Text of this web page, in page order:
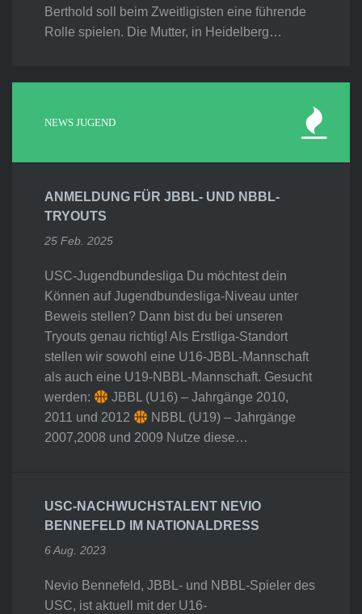
Berthold soll beim Zweitligisten eine führende
Rolle spielen. Die Mutter, in Heidelberg…
NEWS JUGEND
ANMELDUNG FÜR JBBL- UND NBBL-
TRYOUTS
25 Feb. 2025
USC-Jugendbundesliga Du möchtest dein
Können auf Jugendbundesliga-Niveau unter
Beweis stellen? Dann bist du bei unseren
Tryouts genau richtig! Als Erstliga-Standort
stellen wir sowohl eine U16-JBBL-Mannschaft
als auch eine U19-NBBL-Mannschaft. Gesucht
werden:
JBBL (U16) – Jahrgänge 2010,
2011 und 2012
NBBL (U19) – Jahrgänge
2007,2008 und 2009 Nutze diese…
USC-NACHWUCHSTALENT NEVIO
BENNEFELD IM NATIONALDRESS
6 Aug. 2023
Nevio Bennefeld, JBBL- und NBBL-Spieler des
USC, ist aktuell mit der U16-